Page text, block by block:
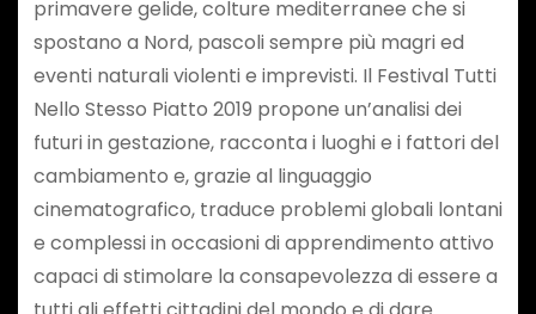
primavere gelide, colture mediterranee che si
spostano a Nord, pascoli sempre più magri ed
eventi naturali violenti e imprevisti. Il Festival Tutti
Nello Stesso Piatto 2019 propone un’analisi dei
futuri in gestazione, racconta i luoghi e i fattori del
cambiamento e, grazie al linguaggio
cinematografico, traduce problemi globali lontani
e complessi in occasioni di apprendimento attivo
capaci di stimolare la consapevolezza di essere a